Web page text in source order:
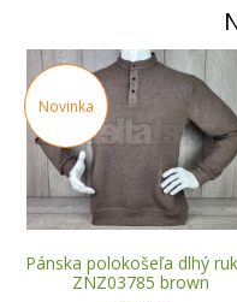
Novinka
Pánska polokošeľa dlhý
ZNZ03785 brown